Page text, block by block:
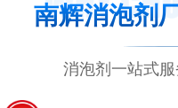
南辉消泡剂
消泡剂一站式